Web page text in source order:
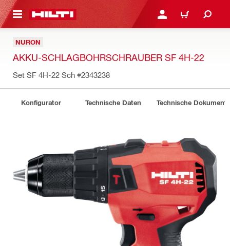
ANMELDEN ODER
WARENKORB
NURON
AKKU-SCHLAGBOHRSCHRAUBER SF 4H-22
Set SF 4H-22 Sch #2343238
Konfigurator Technische Daten Technische Dokumente